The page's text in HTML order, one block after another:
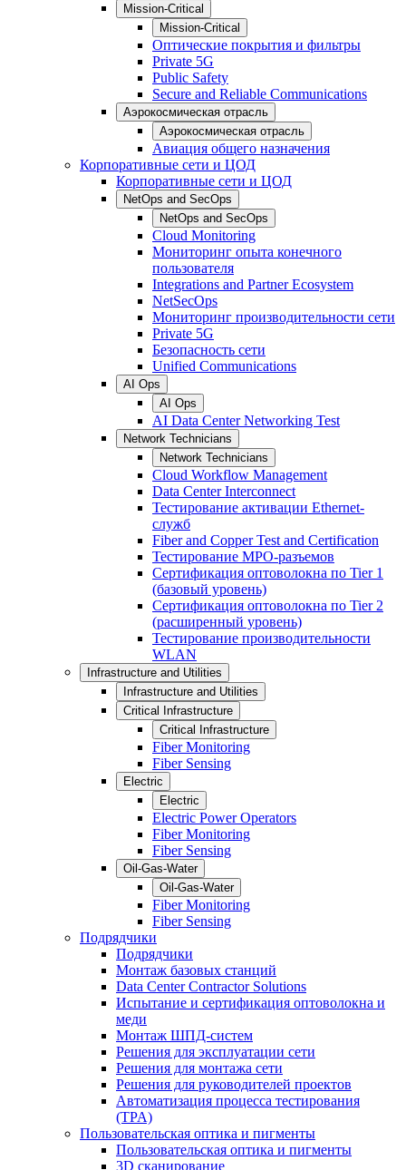
Mission-Critical
Mission-Critical
Оптические покрытия и фильтры
Private 5G
Public Safety
Secure and Reliable Communications
Аэрокосмическая отрасль
Аэрокосмическая отрасль
Авиация общего назначения
Корпоративные сети и ЦОД
Корпоративные сети и ЦОД
NetOps and SecOps
NetOps and SecOps
Cloud Monitoring
Мониторинг опыта конечного
пользователя
Integrations and Partner Ecosystem
NetSecOps
Мониторинг производительности сети
Private 5G
Безопасность сети
Unified Communications
AI Ops
AI Ops
AI Data Center Networking Test
Network Technicians
Network Technicians
Cloud Workflow Management
Data Center Interconnect
Тестирование активации Ethernet-
служб
Fiber and Copper Test and Certification
Тестирование МРО-разъемов
Сертификация оптоволокна по Tier 1
(базовый уровень)
Сертификация оптоволокна по Tier 2
(расширенный уровень)
Тестирование производительности
WLAN
Infrastructure and Utilities
Infrastructure and Utilities
Critical Infrastructure
Critical Infrastructure
Fiber Monitoring
Fiber Sensing
Electric
Electric
Electric Power Operators
Fiber Monitoring
Fiber Sensing
Oil-Gas-Water
Oil-Gas-Water
Fiber Monitoring
Fiber Sensing
Подрядчики
Подрядчики
Монтаж базовых станций
Data Center Contractor Solutions
Испытание и сертификация оптоволокна и
меди
Монтаж ШПД-систем
Решения для эксплуатации сети
Решения для монтажа сети
Решения для руководителей проектов
Автоматизация процесса тестирования
(TPA)
Пользовательская оптика и пигменты
Пользовательская оптика и пигменты
3D сканирование